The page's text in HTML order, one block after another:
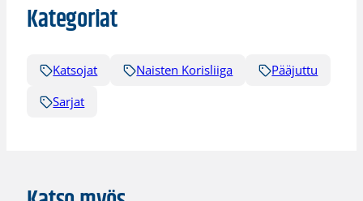
Kategoriat
Katsojat Naisten Korisliiga
Pääjuttu
Sarjat